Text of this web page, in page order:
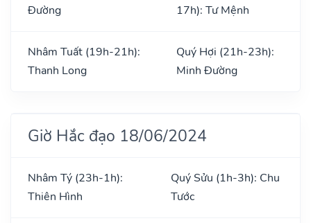
Đường
17h): Tư Mệnh
Nhâm Tuất (19h-21h):
Thanh Long
Quý Hợi (21h-23h):
Minh Đường
Giờ Hắc đạo 18/06/2024
Nhâm Tý (23h-1h):
Thiên Hình
Quý Sửu (1h-3h): Chu
Tước